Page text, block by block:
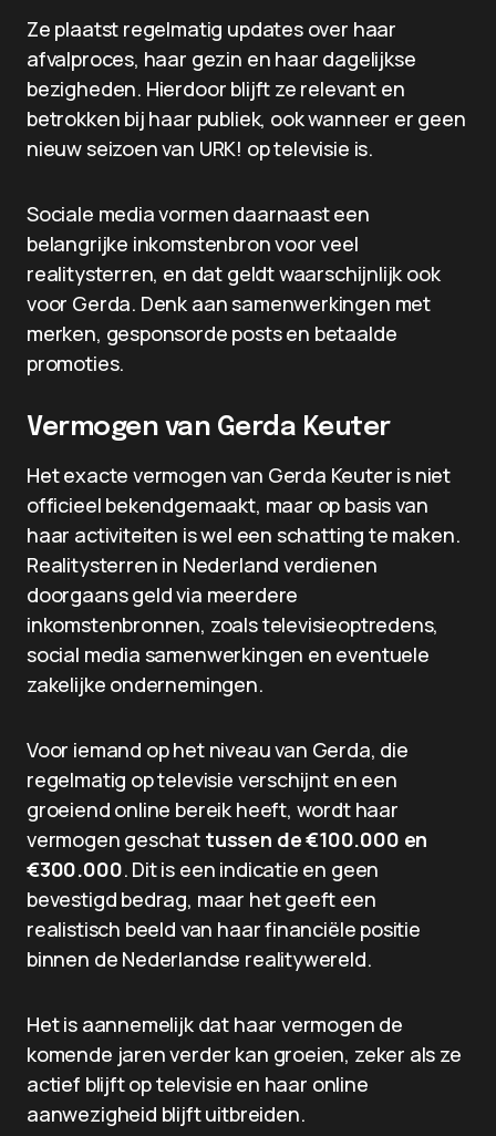
Ze plaatst regelmatig updates over haar
afvalproces, haar gezin en haar dagelijkse
bezigheden. Hierdoor blijft ze relevant en
betrokken bij haar publiek, ook wanneer er geen
nieuw seizoen van URK! op televisie is.
Sociale media vormen daarnaast een
belangrijke inkomstenbron voor veel
realitysterren, en dat geldt waarschijnlijk ook
voor Gerda. Denk aan samenwerkingen met
merken, gesponsorde posts en betaalde
promoties.
Vermogen van Gerda Keuter
Het exacte vermogen van Gerda Keuter is niet
officieel bekendgemaakt, maar op basis van
haar activiteiten is wel een schatting te maken.
Realitysterren in Nederland verdienen
doorgaans geld via meerdere
inkomstenbronnen, zoals televisieoptredens,
social media samenwerkingen en eventuele
zakelijke ondernemingen.
Voor iemand op het niveau van Gerda, die
regelmatig op televisie verschijnt en een
groeiend online bereik heeft, wordt haar
vermogen geschat tussen de €100.000 en
€300.000. Dit is een indicatie en geen
bevestigd bedrag, maar het geeft een
realistisch beeld van haar financiële positie
binnen de Nederlandse realitywereld.
Het is aannemelijk dat haar vermogen de
komende jaren verder kan groeien, zeker als ze
actief blijft op televisie en haar online
aanwezigheid blijft uitbreiden.